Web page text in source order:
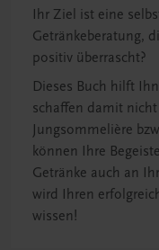
Ihr Ziel ist eine
Getränkeberatung,
positiv überrascht?
Dieses Buch hilft
schaffen damit
Jungsommelière
können Ihre
Getränke auch an
wird Ihren
wissen!